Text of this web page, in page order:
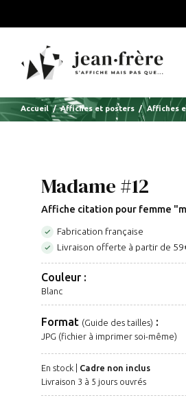
Accueil Affiches et posters Affiches
Madame #12
Affiche citation pour femme
 Fabrication française
 Livraison offerte à partir de
Couleur :
Blanc
Format (Guide des tailles) :
JPG (fichier à imprimer soi-même)
En stock | Cadre non inclus
Livraison 3 à 5 jours ouvrés